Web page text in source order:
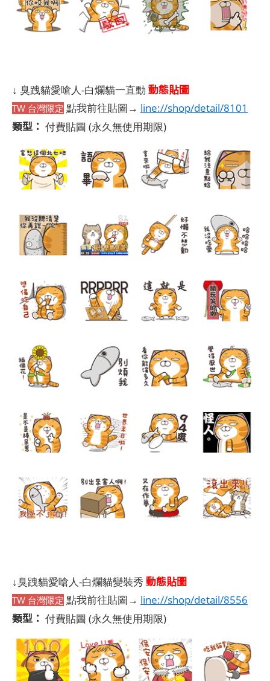
↓ 臭跩貓愛嗆人-白爛貓一直動 動態貼圖
TW 台灣限定 點我前往貼圖→ line://shop/detail/8101
類型： 付費貼圖 (永久無使用期限)
↓臭跩貓愛嗆人-白爛貓變裝秀 動態貼圖
TW 台灣限定 點我前往貼圖→ line://shop/detail/8556
類型： 付費貼圖 (永久無使用期限)